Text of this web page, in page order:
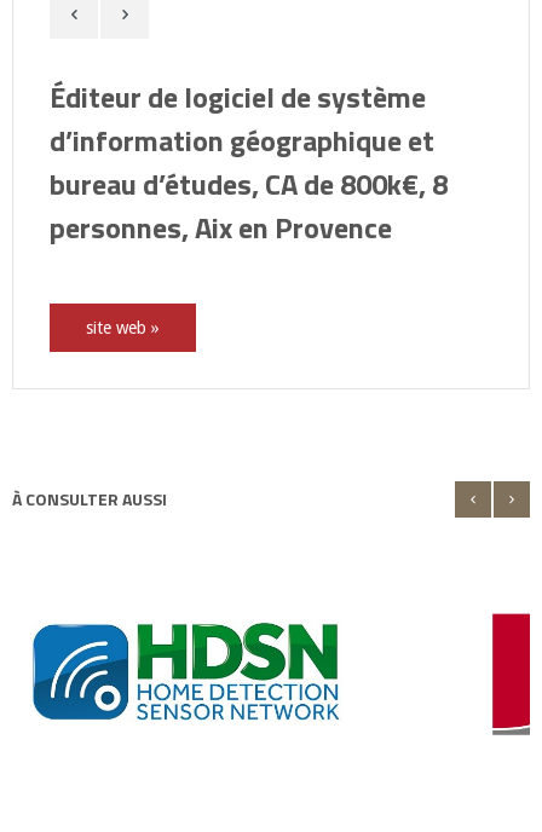
Éditeur de logiciel de système
d’information géographique et
bureau d’études, CA de 800k€, 8
personnes, Aix en Provence
site web »
À CONSULTER AUSSI